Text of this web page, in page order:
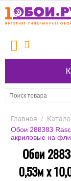
Главная /
Обои 288383
акриловые на
Обои
0,53м x